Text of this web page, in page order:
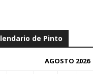
de Pinto
AGOSTO 2026